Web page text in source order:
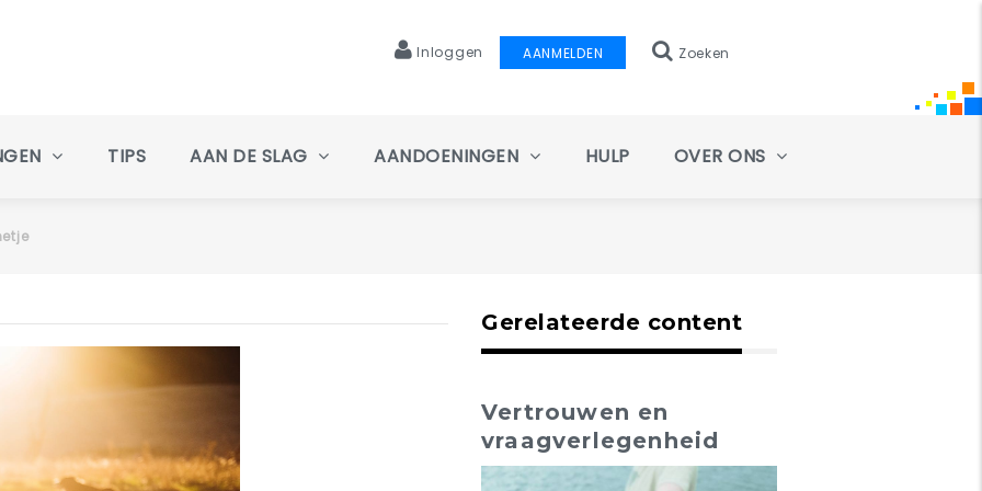
Inloggen AANMELDEN Zoeken
TIPS AAN DE SLAG AANDOENINGEN HULP OVER ONS
Gerelateerde content
Vertrouwen en
vraagverlegenheid